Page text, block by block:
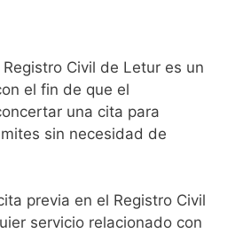
Civil de Letur es un
el fin de que el
una cita para
sin necesidad de
previa en el Registro Civil
servicio relacionado con